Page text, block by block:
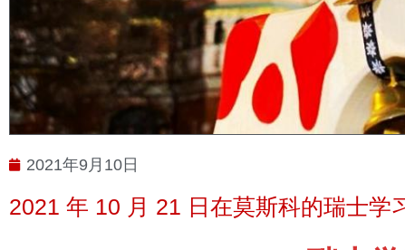
2021年9月10日
2021 年 10 月 21 日在莫斯科的瑞士学